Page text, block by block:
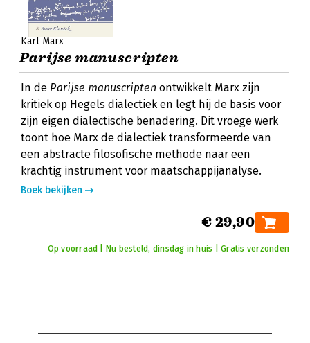
Karl Marx
Parijse manuscripten
In de Parijse manuscripten ontwikkelt Marx zijn
kritiek op Hegels dialectiek en legt hij de basis voor
zijn eigen dialectische benadering. Dit vroege werk
toont hoe Marx de dialectiek transformeerde van
een abstracte filosofische methode naar een
krachtig instrument voor maatschappijanalyse.
Boek bekijken
€ 29,90
Op voorraad | Nu besteld, dinsdag in huis | Gratis verzonden